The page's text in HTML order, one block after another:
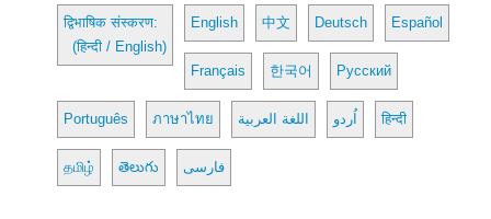
द्विभाषिक संस्करण:
(हिन्दी / English)
English 中文 Deutsch Español
Français 한국어 Русский
Português ภาษาไทย اللغة العربية اُردو हिन्दी
தமிழ் తెలుగు فارسی